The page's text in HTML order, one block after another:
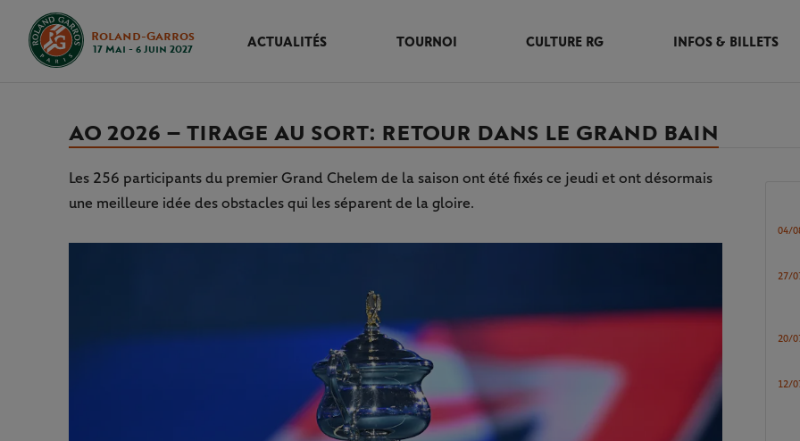
Roland-Garros
17 Mai - 6 Juin 2027
ACTUALITÉS TOURNOI CULTURE RG INFOS & BILLETS
AO 2026 – TIRAGE AU SORT : RETOUR DANS LE GRAND BAIN
Les 256 participants du premier Grand Chelem de la saison ont été fixés ce jeudi et ont désormais
une meilleure idée des obstacles qui les séparent de la gloire.
04/
27/
20/
12/